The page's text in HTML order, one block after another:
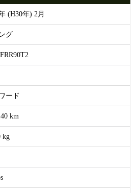
(H30年) 2月
グ
ード
km
kg